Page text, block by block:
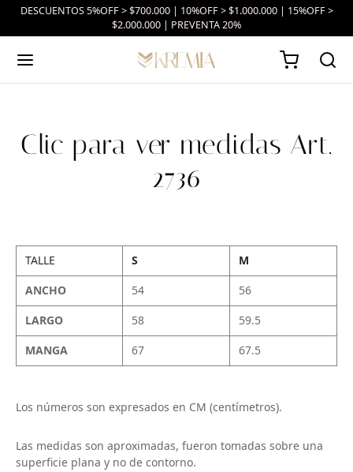
DESCUENTOS 5%OFF > $700.000 | 10%OFF > $1.000.000 | 15%OFF >
$2.000.000 | PREVENTA 20%
Clic para ver medidas Art.
2736
TALLE S
M
ANCHO
54
56
LARGO
58
59.5
MANGA
67 67.5
Los números son expresados en CM (centímetros).
Las medidas son aproximadas, fueron tomadas sobre una
superficie plana y no de contorno.